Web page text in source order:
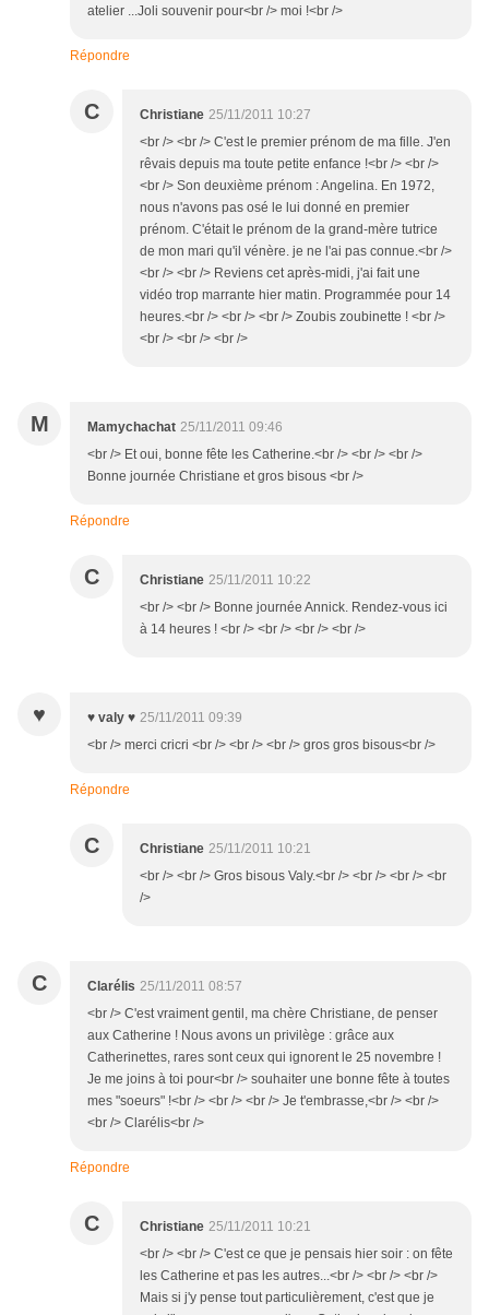
atelier ...Joli souvenir pour<br /> moi !<br />
Répondre
C Christiane 25/11/2011 10:27
<br /> <br /> C'est le premier prénom de ma fille. J'en
rêvais depuis ma toute petite enfance !<br /> <br />
<br /> Son deuxième prénom : Angelina. En 1972,
nous n'avons pas osé le lui donné en premier
prénom. C'était le prénom de la grand-mère tutrice
de mon mari qu'il vénère. je ne l'ai pas connue.<br />
<br /> <br /> Reviens cet après-midi, j'ai fait une
vidéo trop marrante hier matin. Programmée pour 14
heures.<br /> <br /> <br /> Zoubis zoubinette ! <br />
<br /> <br /> <br />
M Mamychachat 25/11/2011 09:46
<br /> Et oui, bonne fête les Catherine.<br /> <br /> <br />
Bonne journée Christiane et gros bisous <br />
Répondre
C Christiane 25/11/2011 10:22
<br /> <br /> Bonne journée Annick. Rendez-vous ici
à 14 heures ! <br /> <br /> <br /> <br />
♥ ♥ valy ♥ 25/11/2011 09:39
<br /> merci cricri <br /> <br /> <br /> gros gros bisous<br />
Répondre
C Christiane 25/11/2011 10:21
<br /> <br /> Gros bisous Valy.<br /> <br /> <br /> <br
/>
C Clarélis 25/11/2011 08:57
<br /> C'est vraiment gentil, ma chère Christiane, de penser
aux Catherine ! Nous avons un privilège : grâce aux
Catherinettes, rares sont ceux qui ignorent le 25 novembre !
Je me joins à toi pour<br /> souhaiter une bonne fête à toutes
mes "soeurs" !<br /> <br /> <br /> Je t'embrasse,<br /> <br />
<br /> Clarélis<br />
Répondre
C Christiane 25/11/2011 10:21
<br /> <br /> C'est ce que je pensais hier soir : on fête
les Catherine et pas les autres...<br /> <br /> <br />
Mais si j'y pense tout particulièrement, c'est que je